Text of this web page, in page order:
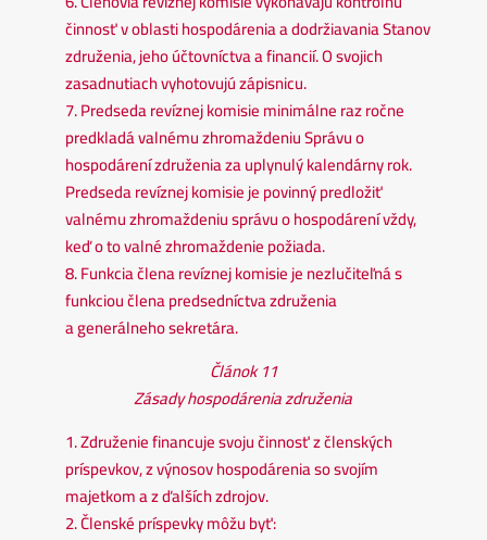
činnosť v oblasti hospodárenia a dodržiavania Stanov
združenia, jeho účtovníctva a financií. O svojich
zasadnutiach vyhotovujú zápisnicu.
7. Predseda revíznej komisie minimálne raz ročne
predkladá valnému zhromaždeniu Správu o
hospodárení združenia za uplynulý kalendárny rok.
Predseda revíznej komisie je povinný predložiť
valnému zhromaždeniu správu o hospodárení vždy,
keď o to valné zhromaždenie požiada.
8. Funkcia člena revíznej komisie je nezlučiteľná s
funkciou člena predsedníctva združenia
a generálneho sekretára.
Článok 11
Zásady hospodárenia združenia
1. Združenie financuje svoju činnosť z členských
príspevkov, z výnosov hospodárenia so svojím
majetkom a z ďalších zdrojov.
2. Členské príspevky môžu byť: